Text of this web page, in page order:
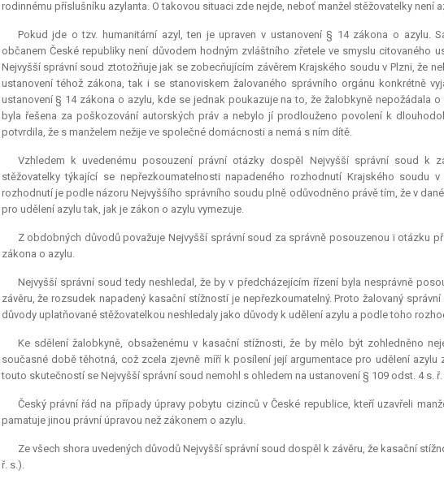
rodinnému příslušníku azylanta. O takovou situaci zde nejde, neboť manžel stěžovatelky není
Pokud jde o tzv. humanitární azyl, ten je upraven v ustanovení § 14 zákona o azylu.
občanem České republiky není důvodem hodným zvláštního zřetele ve smyslu citovaného
Nejvyšší správní soud ztotožňuje jak se zobecňujícím závěrem Krajského soudu v Plzni, že
ustanovení téhož zákona, tak i se stanoviskem žalovaného správního orgánu konkrétně
ustanovení § 14 zákona o azylu, kde se jednak poukazuje na to, že žalobkyně nepožádala
byla řešena za poškozování autorských práv a nebylo jí prodlouženo povolení k
potvrdila, že s manželem nežije ve společné domácnosti a nemá s ním dítě.
Vzhledem k uvedenému posouzení právní otázky dospěl Nejvyšší správní soud k
stěžovatelky týkající se nepřezkoumatelnosti napadeného rozhodnutí Krajského soudu
rozhodnutí je podle názoru Nejvyššího správního soudu plně odůvodněno právě tím, že v
pro udělení azylu tak, jak je zákon o azylu vymezuje.
Z obdobných důvodů považuje Nejvyšší správní soud za správně posouzenou i otázku
zákona o azylu.
Nejvyšší správní soud tedy neshledal, že by v předcházejícím řízení byla nesprávně
závěru, že rozsudek napadený kasační stížností je nepřezkoumatelný. Proto žalovaný
důvody uplatňované stěžovatelkou neshledaly jako důvody k udělení azylu a podle toho
Ke sdělení žalobkyně, obsaženému v kasační stížnosti, že by mělo být zohledněno
současné době těhotná, což zcela zjevně míří k posílení její argumentace pro udělení azylu
touto skutečností se Nejvyšší správní soud nemohl s ohledem na ustanovení § 109 odst. 4 s. ř.
Český právní řád na případy úpravy pobytu cizinců v České republice, kteří uzavřeli
pamatuje jinou právní úpravou než zákonem o azylu.
Ze všech shora uvedených důvodů Nejvyšší správní soud dospěl k závěru, že kasační
ř. s.).